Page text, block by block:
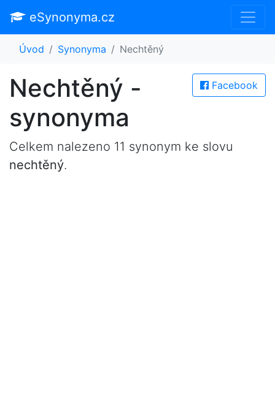
eSynonyma.cz
Úvod Synonyma Nechtěný
Facebook
Nechtěný -
synonyma
Celkem nalezeno 11 synonym ke slovu
nechtěný.